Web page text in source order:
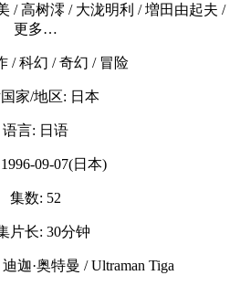
/ 高树澪 / 大泷明利 / 増田由起夫 /
更多…
/ 科幻 / 奇幻 / 冒险
家/地区: 日本
语言: 日语
09-07(日本)
集数: 52
片长: 30分钟
迦·奥特曼 / Ultraman Tiga